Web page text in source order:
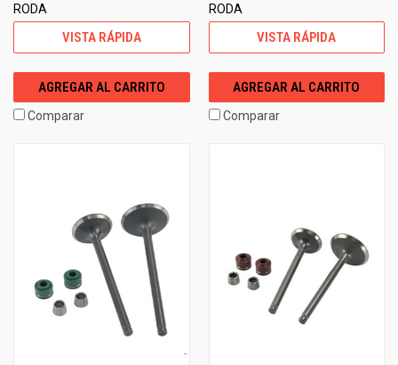
RODA
VISTA RÁPIDA
AGREGAR AL CARRITO
Comparar
RODA
VISTA RÁPIDA
AGREGAR AL CARRITO
Comparar